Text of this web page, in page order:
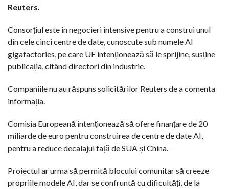
Reuters.
Consorțiul este în negocieri intensive pentru a construi unul
din cele cinci centre de date, cunoscute sub numele AI
gigafactories, pe care UE intenționează să le sprijine, susține
publicația, citând directori din industrie.
Companiile nu au răspuns solicitărilor Reuters de a comenta
informația.
Comisia Europeană intenționează să ofere finanțare de 20
miliarde de euro pentru construirea de centre de date AI,
pentru a reduce decalajul față de SUA și China.
Proiectul ar urma să permită blocului comunitar să creeze
propriile modele AI, dar se confruntă cu dificultăți, de la